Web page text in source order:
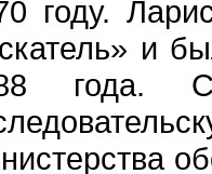
году.
и
года.